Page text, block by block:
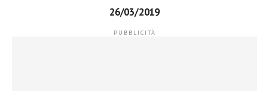
26/03/2019